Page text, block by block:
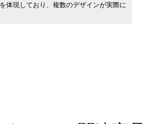
体現しており、複数のデザインが実際に